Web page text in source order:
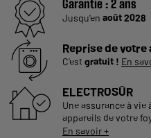
Garantie :2 ans
Jusqu'en août 2028
Reprise de
C'estgratuit ! En
ELECTROSÛR
Une assurance à vie
appareils de votre
En savoir +